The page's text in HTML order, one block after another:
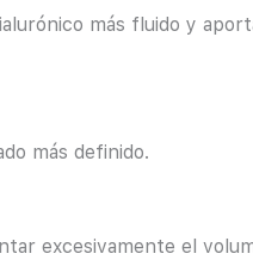
más fluido y
más definido.
excesivamente el